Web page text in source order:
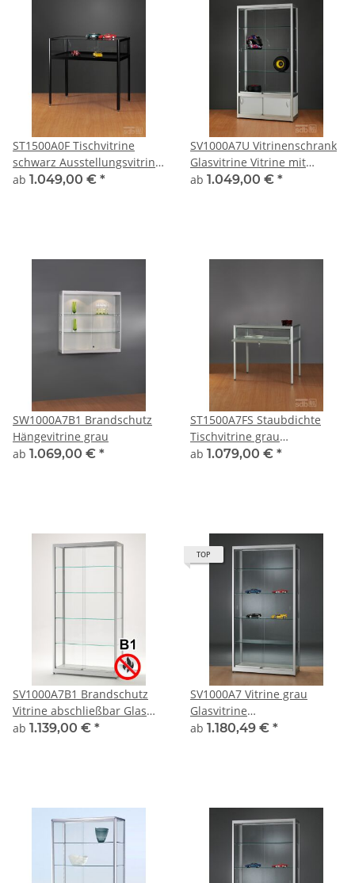
ST1500A0F Tischvitrine
schwarz Ausstellungsvitrine
Präsentationsvitrine Alu
ab 1.049,00 € *
SV1000A7U Vitrinenschrank
Glasvitrine Vitrine mit
Unterschrank grau alu
Vitrinenschrank
ab 1.049,00 € *
SW1000A7B1 Brandschutz
Hängevitrine grau
ab 1.069,00 € *
ST1500A7FS Staubdichte
Tischvitrine grau
Ausstellungsvitrine
ab 1.079,00 € *
SV1000A7B1 Brandschutz
Vitrine abschließbar Glas
Alu Silber
ab 1.139,00 € *
TOP
SV1000A7 Vitrine grau
Glasvitrine
Ausstellungsvitrine
ab 1.180,49 € *